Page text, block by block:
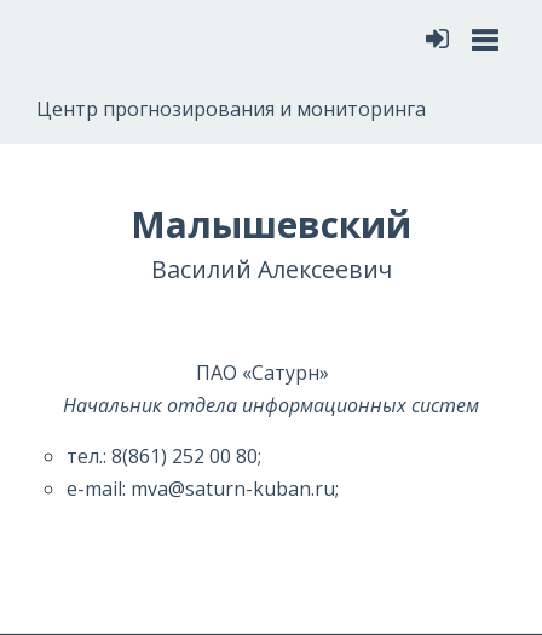
Центр прогнозирования и мониторинга
Малышевский
Василий Алексеевич
ПАО «Сатурн»
Начальник отдела информационных систем
тел.: 8(861) 252 00 80;
e-mail: mva@saturn-kuban.ru;